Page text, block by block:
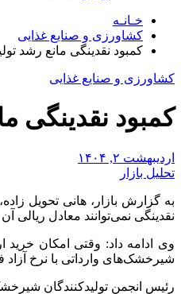
خـانـه
کشاورزی و صنایع غذایی
کمبود نقدینگی مانع رشد
کشاورزی و صنایع غذایی
کمبود
اردیبهشت ۲, ۱۴۰۴
تحلیل بازار
به گزارش بازار، هانی تحویل
نقدینگی نمی‌توانند معادل ریالی
وی ادامه داد: وقتی امکان
شیرخشک‌های وارداتی با نرخ آزاد
رئیس انجمن تولیدکنندگان شیرخشک افزود: در حال حاضر